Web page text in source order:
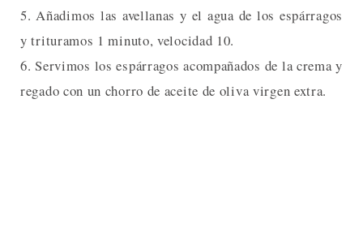
5. Añadimos las avellanas y el agua de los espárragos
y trituramos 1 minuto, velocidad 10.
6. Servimos los espárragos acompañados de la crema y
regado con un chorro de aceite de oliva virgen extra.